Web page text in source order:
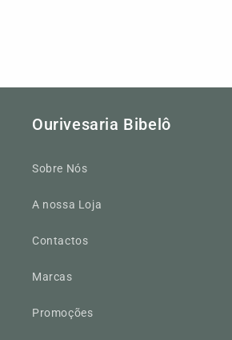
Ourivesaria Bibelô
Sobre Nós
A nossa Loja
Contactos
Marcas
Promoções